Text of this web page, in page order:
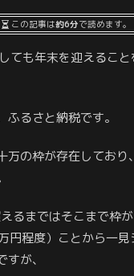
この記事は約6分で読めます。
ても年末を迎えるこ
るさと納税です。
万の枠が存在しており
るまではそこまで枠
円程度）ことから一見
が、